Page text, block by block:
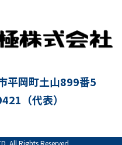
平岡町土山899番5
（代表）
All Rights Reserved.